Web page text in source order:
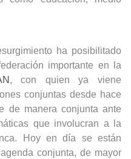
ha posibilitado
importante en la
, con quien ya viene
conjuntas desde hace
de manera conjunta ante
que involucran a la
Hoy en día se están
conjunta, de mayor